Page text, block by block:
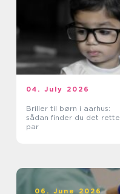
04. July 2026
Briller til børn i aarhus:
sådan finder du det rette
par
06. June 2026